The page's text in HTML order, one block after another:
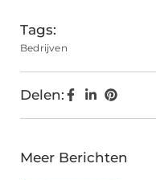
Tags:
Bedrijven
Delen:
Meer Berichten